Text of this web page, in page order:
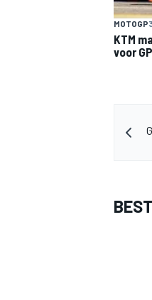
MEER
MOTOGP
KTM
voor